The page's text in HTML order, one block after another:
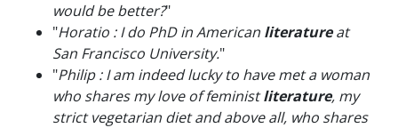
would be better?"
"Horatio : I do PhD in American literatureat
San Francisco University."
"Philip : I am indeed lucky to have met a woman
who shares my love of feministliterature, my
strict vegetarian diet and above all, who shares